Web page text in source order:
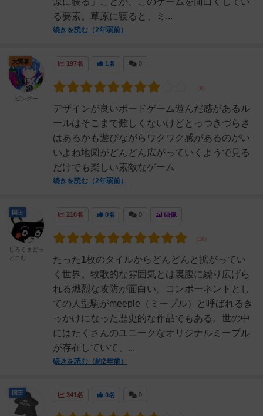
る要素。草原に寝ると、ミ...
続きを読む（2年弱前）
197名 1名 0
デザインが良いボードゲーム遊んだ感があるル
ールはそこまで難しくないけどとっつきづらさ
はあるかも遊びながらワクワク感があるのがい
いよね地図がどんどん広がっていくようで見る
だけでも楽しい素敵なゲーム
続きを読む（2年弱前）
大賢者
ピングー
210名 0名 0 画像
たった1枚のタイルからどんどんと拡がってい
く世界。牧歌的な雰囲気とは裏腹に繰り広げら
れる熾烈な攻防が面白い。コンポーネントとし
ての人型駒がmeeple（ミープル）と呼ばれるき
っかけになった歴史的な作品でもある。世の中
にはたくさんのユニークなオリジナルミープル
が存在していて、...
続きを読む（約2年前）
国王
しろくまどっ
とこむ
341名 0名 0
国王